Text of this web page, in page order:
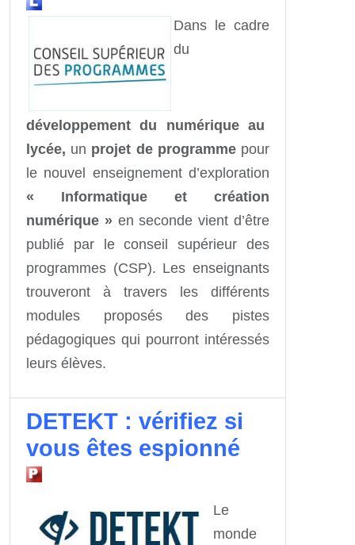
Dans le cadre
du
développement du numérique au
lycée, un projet de programmepour
le nouvel enseignement d’exploration
« Informatique et création
numérique »en seconde vient d’être
publié par le conseil supérieur des
programmes (CSP). Les enseignants
trouveront à travers les différents
modules proposés des pistes
pédagogiques qui pourront intéressés
leurs élèves.
DETEKT : vérifiez si
vous êtes espionné
Le
monde